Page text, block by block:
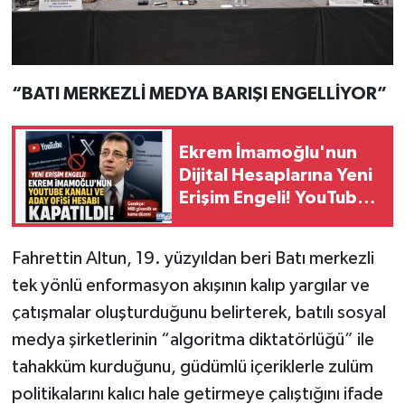
“BATI MERKEZLİ MEDYA BARIŞI ENGELLİYOR”
Ekrem İmamoğlu'nun
Dijital Hesaplarına Yeni
Erişim Engeli! YouTube
Fahrettin Altun, 19. yüzyıldan beri Batı merkezli
tek yönlü enformasyon akışının kalıp yargılar ve
çatışmalar oluşturduğunu belirterek, batılı sosyal
medya şirketlerinin “algoritma diktatörlüğü” ile
tahakküm kurduğunu, güdümlü içeriklerle zulüm
politikalarını kalıcı hale getirmeye çalıştığını ifade